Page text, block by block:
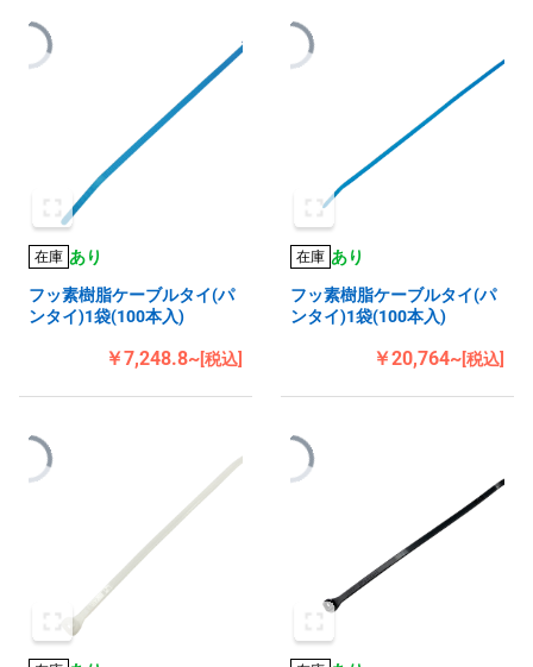
在庫 あり
フッ素樹脂ケーブルタイ(パ
ンタイ)1袋(100本入)
￥7,248.8~[税込]
在庫 あり
フッ素樹脂ケーブルタイ(パ
ンタイ)1袋(100本入)
￥20,764~[税込]